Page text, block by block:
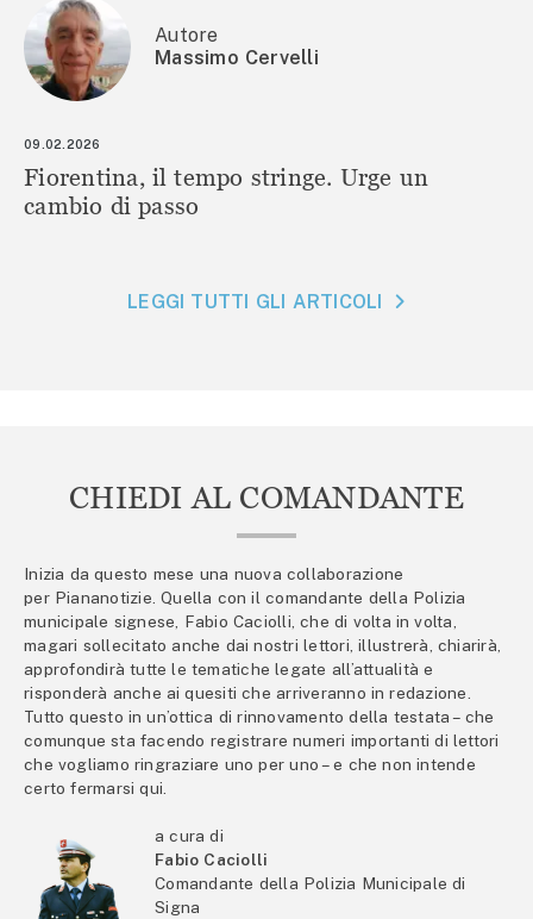
Autore
Massimo Cervelli
09.02.2026
Fiorentina, il tempo stringe. Urge un
cambio di passo
LEGGI TUTTI GLI ARTICOLI
CHIEDI AL COMANDANTE
Inizia da questo mese una nuova collaborazione
per Piananotizie. Quella con il comandante della Polizia
municipale signese, Fabio Caciolli, che di volta in volta,
magari sollecitato anche dai nostri lettori, illustrerà, chiarirà,
approfondirà tutte le tematiche legate all’attualità e
risponderà anche ai quesiti che arriveranno in redazione.
Tutto questo in un’ottica di rinnovamento della testata – che
comunque sta facendo registrare numeri importanti di lettori
che vogliamo ringraziare uno per uno – e che non intende
certo fermarsi qui.
a cura di
Fabio Caciolli
Comandante della Polizia Municipale di
Signa